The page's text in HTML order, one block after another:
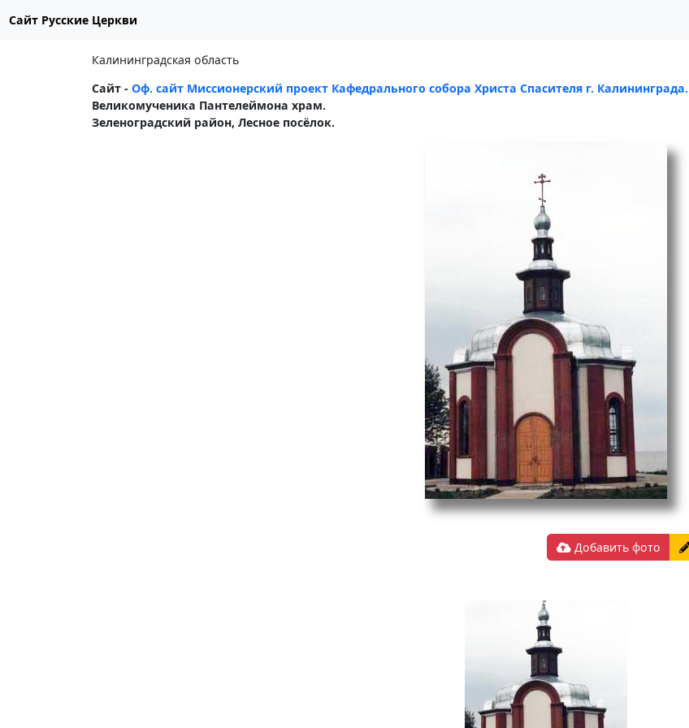
Сайт Русские Церкви
Калининградская область
Сайт - Оф. сайт Миссионерский проект Кафедрального собора Христа Спасителя г. Калининграда.
Великомученика Пантелеймона храм.
Зеленоградский район, Лесное посёлок.
Добавить фото